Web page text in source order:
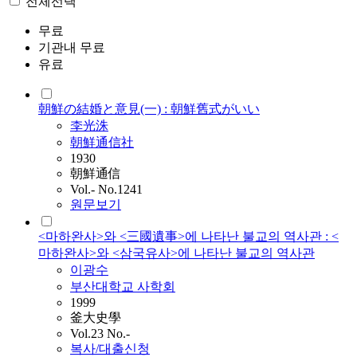
무료
기관내 무료
유료
朝鮮の結婚と意見(一) : 朝鮮舊式がいい
李光洙
朝鮮通信社
1930
朝鮮通信
Vol.- No.1241
원문보기
<마하완사>와 <三國遺事>에 나타난 불교의 역사관 : <
마하완사>와 <삼국유사>에 나타난 불교의 역사관
이광수
부산대학교 사학회
1999
釜大史學
Vol.23 No.-
복사/대출신청